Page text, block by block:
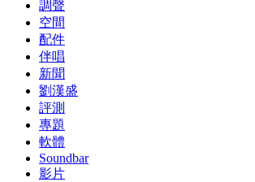
調聲
空間
配件
伴唱
新聞
劉漢盛
評測
專題
軟體
Soundbar
影片